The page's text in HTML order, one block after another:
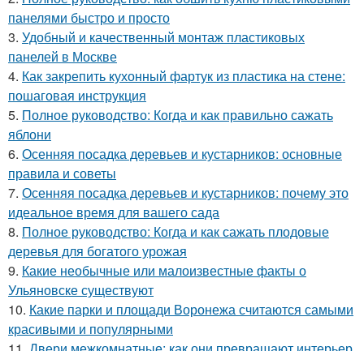
панелями быстро и просто
3. Удобный и качественный монтаж пластиковых
панелей в Москве
4. Как закрепить кухонный фартук из пластика на стене:
пошаговая инструкция
5. Полное руководство: Когда и как правильно сажать
яблони
6. Осенняя посадка деревьев и кустарников: основные
правила и советы
7. Осенняя посадка деревьев и кустарников: почему это
идеальное время для вашего сада
8. Полное руководство: Когда и как сажать плодовые
деревья для богатого урожая
9. Какие необычные или малоизвестные факты о
Ульяновске существуют
10. Какие парки и площади Воронежа считаются самыми
красивыми и популярными